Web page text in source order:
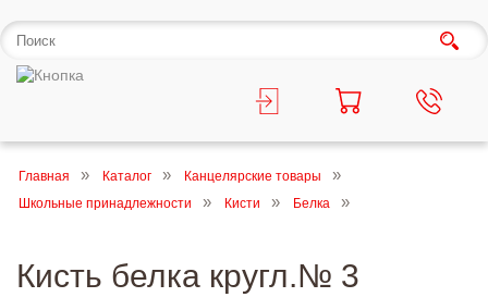
Главная Каталог
Канцелярские товары
Школьные принадлежности
Кисти Белка
Кисть белка кругл.№ 3